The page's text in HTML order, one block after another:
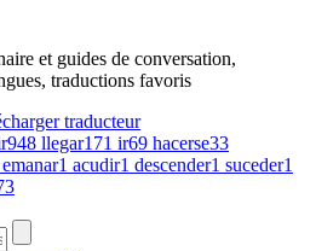
et guides de conversation,
traductions favoris
948 llegar171 ir69 hacerse33
emanar1 acudir1 descender1 suceder1